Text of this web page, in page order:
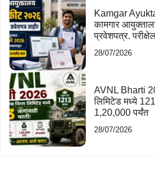
Kamgar
कामगार
प्रवेशपत्र.
28/07/2026
AVNL Bharti
लिमिटेड मध्ये
1,20,000 पर्यंत
28/07/2026